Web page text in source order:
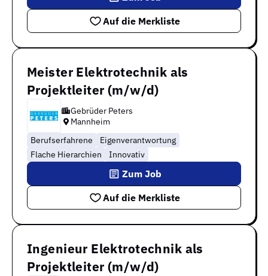
Auf die Merkliste
Meister Elektrotechnik als
Projektleiter (m/w/d)
Gebrüder Peters
Mannheim
Berufserfahrene
Eigenverantwortung
Flache Hierarchien
Innovativ
Auf die Merkliste
Zum Job
Ingenieur Elektrotechnik als
Projektleiter (m/w/d)